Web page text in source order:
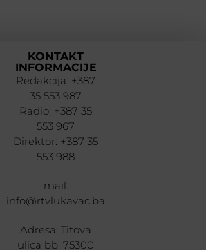
KONTAKT
INFORMACIJE
Redakcija: +387
35 553 987
Radio: +387 35
553 967
Direktor: +387 35
553 988
mail:
info@rtvlukavac.ba
Adresa: Titova
ulica bb, 75300